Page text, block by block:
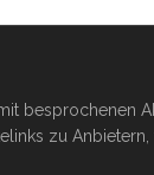
besprochenen
zu